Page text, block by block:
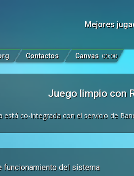
Mejores
Contactos Canvas 00:00
Juego limpio con
está co-integrada con el servicio de
funcionamiento del sistema